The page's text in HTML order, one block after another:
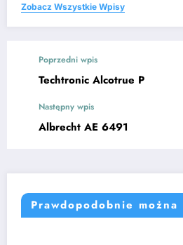
Zobacz Wszystkie Wpisy
Poprzedni wpis
Techtronic Alcotrue P
Następny wpis
Albrecht AE 6491
Prawdopodobnie można